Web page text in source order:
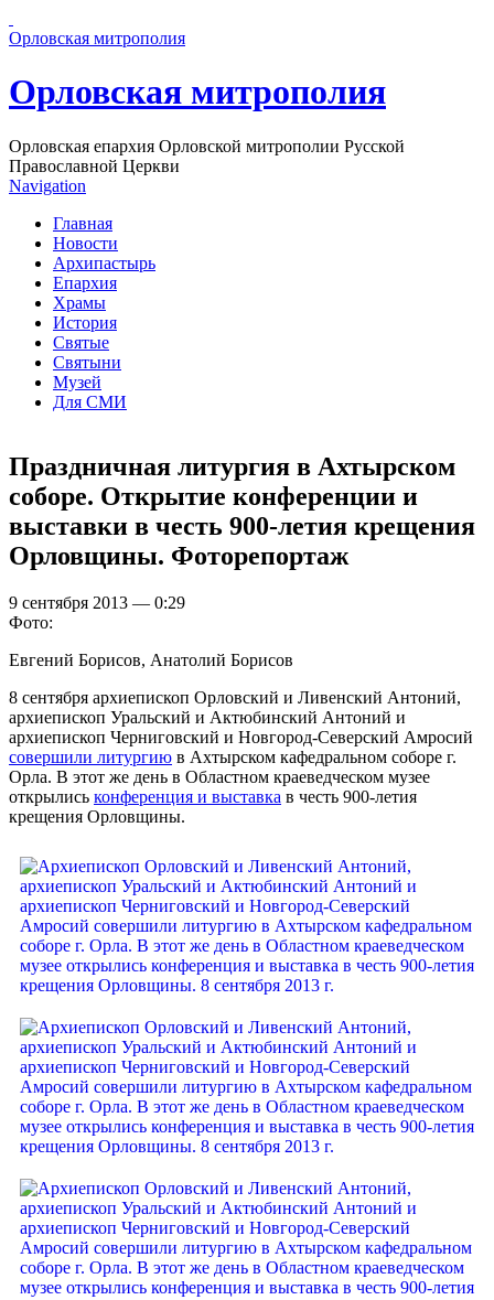
Орловская митрополия
Орловская митрополия
Орловская епархия Орловской митрополии Русской
Православной Церкви
Navigation
Главная
Новости
Архипастырь
Епархия
Храмы
История
Святые
Святыни
Музей
Для СМИ
Праздничная литургия в Ахтырском
соборе. Открытие конференции и
выставки в честь 900-летия крещения
Орловщины. Фоторепортаж
9 сентября 2013 — 0:29
Фото:
Евгений Борисов, Анатолий Борисов
8 сентября архиепископ Орловский и Ливенский Антоний,
архиепископ Уральский и Актюбинский Антоний и
архиепископ Черниговский и Новгород-Северский Амросий
совершили литургию в Ахтырском кафедральном соборе г.
Орла. В этот же день в Областном краеведческом музее
открылись конференция и выставка в честь 900-летия
крещения Орловщины.